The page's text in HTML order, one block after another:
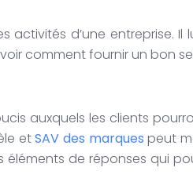
d’une entreprise.
comment fournir un bon
auxquels les clients
etSAV des marques peut
de réponses qui